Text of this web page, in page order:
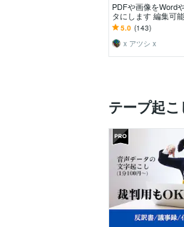
PDFや画像をWord
タにします 編集可
エクセルのデータに
方へ！
5.0 (143)
x アツシ x
テープ起